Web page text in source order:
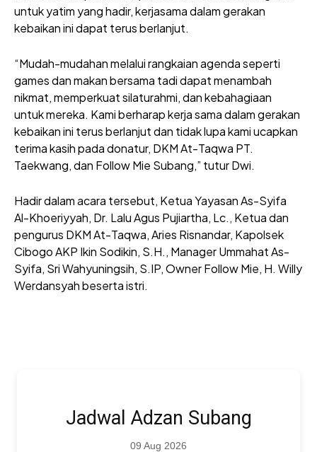
untuk yatim yang hadir, kerjasama dalam gerakan
kebaikan ini dapat terus berlanjut.
“Mudah-mudahan melalui rangkaian agenda seperti
games dan makan bersama tadi dapat menambah
nikmat, memperkuat silaturahmi, dan kebahagiaan
untuk mereka. Kami berharap kerja sama dalam gerakan
kebaikan ini terus berlanjut dan tidak lupa kami ucapkan
terima kasih pada donatur, DKM At-Taqwa PT.
Taekwang, dan Follow Mie Subang,” tutur Dwi.
Hadir dalam acara tersebut, Ketua Yayasan As-Syifa
Al-Khoeriyyah, Dr. Lalu Agus Pujiartha, Lc., Ketua dan
pengurus DKM At-Taqwa, Aries Risnandar, Kapolsek
Cibogo AKP Ikin Sodikin, S.H., Manager Ummahat As-
Syifa, Sri Wahyuningsih, S.IP, Owner Follow Mie, H. Willy
Werdansyah beserta istri.
Jadwal Adzan Subang
09 Aug 2026